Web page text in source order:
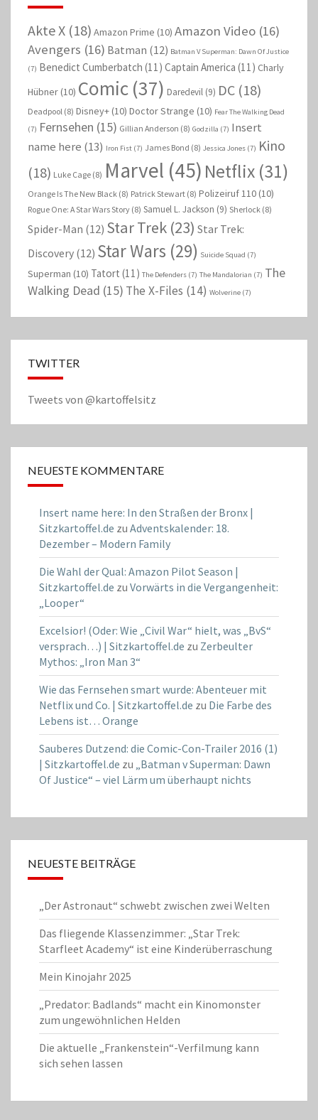
Akte X (18) Amazon Prime (10) Amazon Video (16)
Avengers (16) Batman (12) Batman V Superman: Dawn Of Justice
(7) Benedict Cumberbatch (11) Captain America (11) Charly
Hübner (10) Comic (37) Daredevil (9) DC (18)
Deadpool (8) Disney+ (10) Doctor Strange (10) Fear The Walking Dead
(7) Fernsehen (15) Gillian Anderson (8) Godzilla (7) Insert
name here (13) Iron Fist (7) James Bond (8) Jessica Jones (7) Kino
(18) Luke Cage (8) Marvel (45) Netflix (31)
Orange Is The New Black (8) Patrick Stewart (8) Polizeiruf 110 (10)
Rogue One: A Star Wars Story (8) Samuel L. Jackson (9) Sherlock (8)
Spider-Man (12) Star Trek (23) Star Trek:
Discovery (12) Star Wars (29) Suicide Squad (7)
Superman (10) Tatort (11) The Defenders (7) The Mandalorian (7) The
Walking Dead (15) The X-Files (14) Wolverine (7)
TWITTER
Tweets von @kartoffelsitz
NEUESTE KOMMENTARE
Insert name here: In den Straßen der Bronx |
Sitzkartoffel.de zu Adventskalender: 18.
Dezember – Modern Family
Die Wahl der Qual: Amazon Pilot Season |
Sitzkartoffel.de zu Vorwärts in die Vergangenheit:
„Looper“
Excelsior! (Oder: Wie „Civil War“ hielt, was „BvS“
versprach…) | Sitzkartoffel.de zu Zerbeulter
Mythos: „Iron Man 3“
Wie das Fernsehen smart wurde: Abenteuer mit
Netflix und Co. | Sitzkartoffel.de zu Die Farbe des
Lebens ist… Orange
Sauberes Dutzend: die Comic-Con-Trailer 2016 (1)
| Sitzkartoffel.de zu „Batman v Superman: Dawn
Of Justice“ – viel Lärm um überhaupt nichts
NEUESTE BEITRÄGE
„Der Astronaut“ schwebt zwischen zwei Welten
Das fliegende Klassenzimmer: „Star Trek:
Starfleet Academy“ ist eine Kinderüberraschung
Mein Kinojahr 2025
„Predator: Badlands“ macht ein Kinomonster
zum ungewöhnlichen Helden
Die aktuelle „Frankenstein“-Verfilmung kann
sich sehen lassen